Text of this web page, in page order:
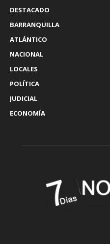
DESTACADO
BARRANQUILLA
ATLÁNTICO
NACIONAL
LOCALES
POLÍTICA
JUDICIAL
ECONOMÍA